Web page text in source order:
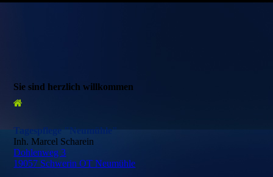
Sie sind herzlich willkommen
Tagespflege "Neumühle"
Inh. Marcel Scharein
Dohlenweg 3
19057 Schwerin OT Neumühle